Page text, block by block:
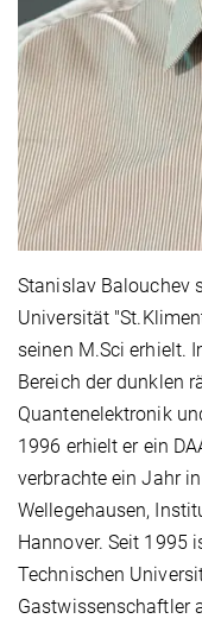
Stanislav Balouchev
Universität
seinen M.Sci erhielt.
Bereich der dunklen
Quantenelektronik
1996 erhielt er ein
verbrachte ein Jahr
Wellegehausen,
Hannover. Seit 1995
Technischen
Gastwissenschaftler